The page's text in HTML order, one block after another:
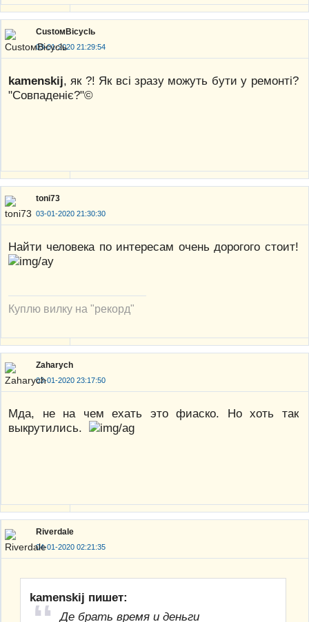
CustoмBicyclь
03-01-2020 21:29:54
kamenskij, як ?! Як всі зразу можуть бути у ремонті?
"Совпаденіє?"©
toni73
03-01-2020 21:30:30
Найти человека по интересам очень дорогого стоит!
Куплю вилку на "рекорд"
Zaharych
03-01-2020 23:17:50
Мда, не на чем ехать это фиаско. Но хоть так
выкрутились.
Riverdale
04-01-2020 02:21:35
kamenskij пишет:
Де брать время и деньги